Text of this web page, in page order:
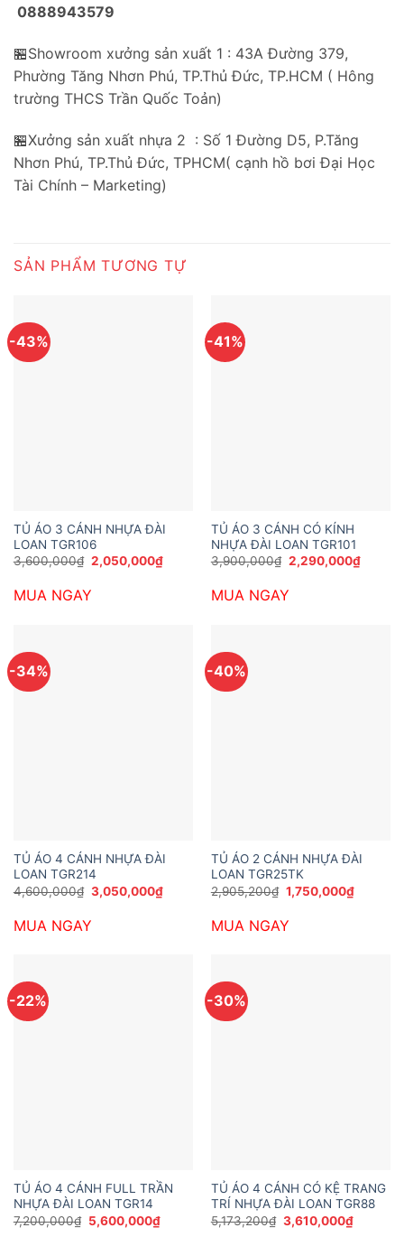
0888943579
🏪Showroom xưởng sản xuất 1 : 43A Đường 379,
Phường Tăng Nhơn Phú, TP.Thủ Đức, TP.HCM ( Hông
trường THCS Trần Quốc Toản)
🏪Xưởng sản xuất nhựa 2 : Số 1 Đường D5, P.Tăng
Nhơn Phú, TP.Thủ Đức, TPHCM( cạnh hồ bơi Đại Học
Tài Chính – Marketing)
SẢN PHẨM TƯƠNG TỰ
-43%
TỦ ÁO 3 CÁNH NHỰA ĐÀI
LOAN TGR106
3,600,000₫ Giá
gốc
3,600,000₫.
2,050,000₫Giá
hiện
MUA NGAY
-41%
TỦ ÁO 3 CÁNH CÓ KÍNH
NHỰA ĐÀI LOAN TGR101
3,900,000₫ Giá
gốc
3,900,000₫.
2,290,000₫Giá
hiện
MUA NGAY
-34%
TỦ ÁO 4 CÁNH NHỰA ĐÀI
LOAN TGR214
4,600,000₫ Giá
gốc
4,600,000₫.
3,050,000₫Giá
hiện
3,050,000₫.
MUA NGAY
-40%
TỦ ÁO 2 CÁNH NHỰA ĐÀI
LOAN TGR25TK
2,905,200₫ Giá
gốc
2,905,200₫.
1,750,000₫Giá
hiện
MUA NGAY
-22%
TỦ ÁO 4 CÁNH FULL TRẦN
NHỰA ĐÀI LOAN TGR14
7,200,000₫ Giá
gốc
5,600,000₫Giá
hiện
-30%
TỦ ÁO 4 CÁNH CÓ KỆ TRANG
TRÍ NHỰA ĐÀI LOAN TGR88
5,173,200₫ Giá
gốc
3,610,000₫Giá
hiện